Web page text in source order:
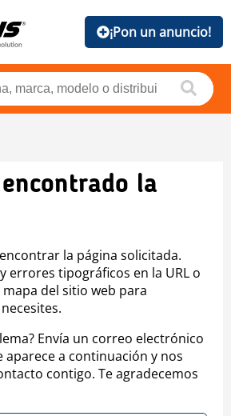
¡Pon un anuncio!
la
la página solicitada.
errores tipográficos en la URL o
del sitio web para
Envía un correo electrónico
aparece a continuación y nos
contigo. Te agradecemos